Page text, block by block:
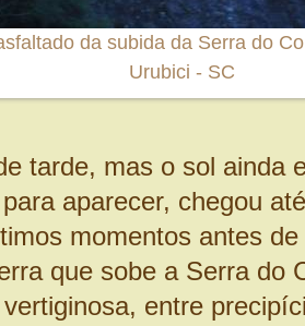
da subida da Serra do
Urubici - SC
tarde, mas o sol ainda
aparecer, chegou
momentos antes
que sobe a Serra do
entre